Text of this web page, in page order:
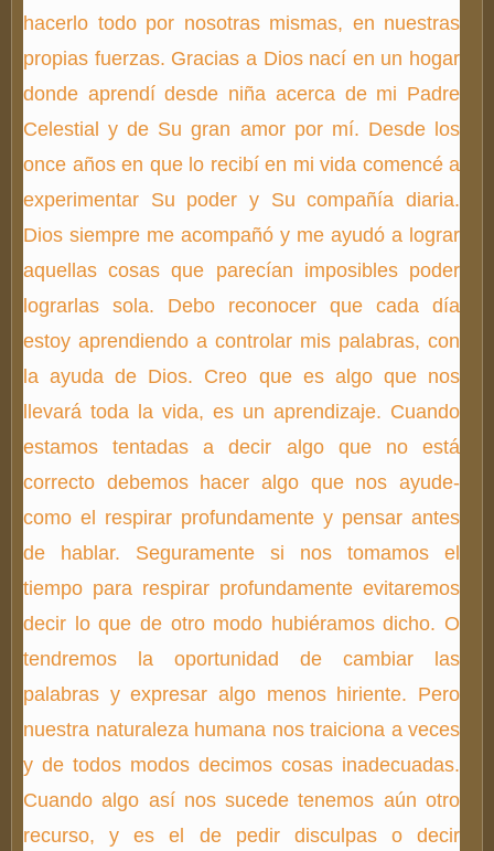
hacerlo todo por nosotras mismas, en nuestras
propias fuerzas. Gracias a Dios nací en un hogar
donde aprendí desde niña acerca de mi Padre
Celestial y de Su gran amor por mí. Desde los
once años en que lo recibí en mi vida comencé a
experimentar Su poder y Su compañía diaria.
Dios siempre me acompañó y me ayudó a lograr
aquellas cosas que parecían imposibles poder
lograrlas sola. Debo reconocer que cada día
estoy aprendiendo a controlar mis palabras, con
la ayuda de Dios. Creo que es algo que nos
llevará toda la vida, es un aprendizaje. Cuando
estamos tentadas a decir algo que no está
correcto debemos hacer algo que nos ayude-
como el respirar profundamente y pensar antes
de hablar. Seguramente si nos tomamos el
tiempo para respirar profundamente evitaremos
decir lo que de otro modo hubiéramos dicho. O
tendremos la oportunidad de cambiar las
palabras y expresar algo menos hiriente. Pero
nuestra naturaleza humana nos traiciona a veces
y de todos modos decimos cosas inadecuadas.
Cuando algo así nos sucede tenemos aún otro
recurso, y es el de pedir disculpas o decir